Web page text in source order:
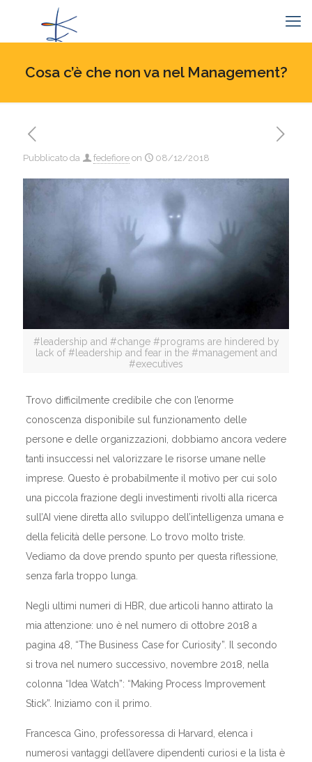
Cosa c’è che non va nel Management?
Pubblicato da fedefiore on 08/12/2018
#leadership and #change #programs are hindered by
lack of #leadership and fear in the #management and
#executives
Trovo difficilmente credibile che con l’enorme
conoscenza disponibile sul funzionamento delle
persone e delle organizzazioni, dobbiamo ancora vedere
tanti insuccessi nel valorizzare le risorse umane nelle
imprese. Questo è probabilmente il motivo per cui solo
una piccola frazione degli investimenti rivolti alla ricerca
sull’AI viene diretta allo sviluppo dell’intelligenza umana e
della felicità delle persone. Lo trovo molto triste.
Vediamo da dove prendo spunto per questa riflessione,
senza farla troppo lunga.
Negli ultimi numeri di HBR, due articoli hanno attirato la
mia attenzione: uno è nel numero di ottobre 2018 a
pagina 48, “The Business Case for Curiosity”. Il secondo
si trova nel numero successivo, novembre 2018, nella
colonna “Idea Watch”: “Making Process Improvement
Stick”. Iniziamo con il primo.
Francesca Gino, professoressa di Harvard, elenca i
numerosi vantaggi dell’avere dipendenti curiosi e la lista è